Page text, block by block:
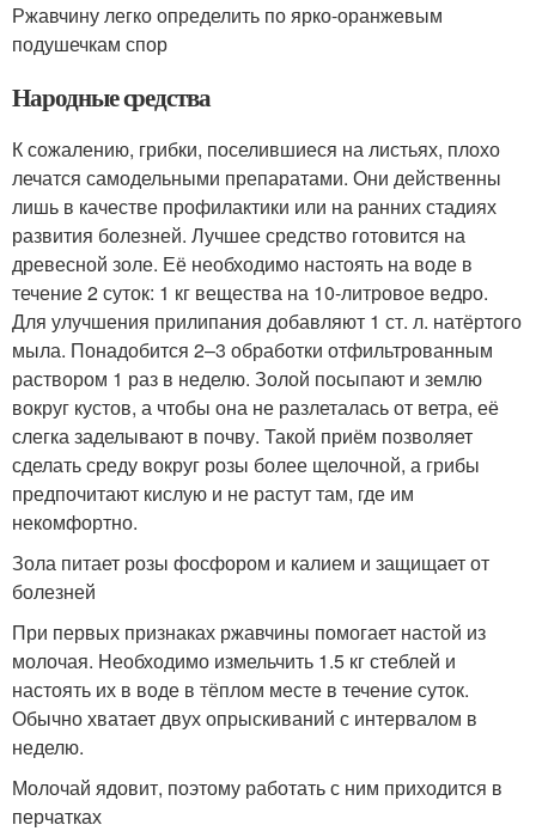
Ржавчину легко определить по ярко-оранжевым
подушечкам спор
Народные средства
К сожалению, грибки, поселившиеся на листьях, плохо
лечатся самодельными препаратами. Они действенны
лишь в качестве профилактики или на ранних стадиях
развития болезней. Лучшее средство готовится на
древесной золе. Её необходимо настоять на воде в
течение 2 суток: 1 кг вещества на 10-литровое ведро.
Для улучшения прилипания добавляют 1 ст. л. натёртого
мыла. Понадобится 2–3 обработки отфильтрованным
раствором 1 раз в неделю. Золой посыпают и землю
вокруг кустов, а чтобы она не разлеталась от ветра, её
слегка заделывают в почву. Такой приём позволяет
сделать среду вокруг розы более щелочной, а грибы
предпочитают кислую и не растут там, где им
некомфортно.
Зола питает розы фосфором и калием и защищает от
болезней
При первых признаках ржавчины помогает настой из
молочая. Необходимо измельчить 1.5 кг стеблей и
настоять их в воде в тёплом месте в течение суток.
Обычно хватает двух опрыскиваний с интервалом в
неделю.
Молочай ядовит, поэтому работать с ним приходится в
перчатках